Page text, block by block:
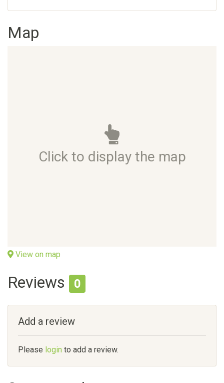
Map
Click to display the map
View on map
Reviews 0
Add a review
Please login to add a review.